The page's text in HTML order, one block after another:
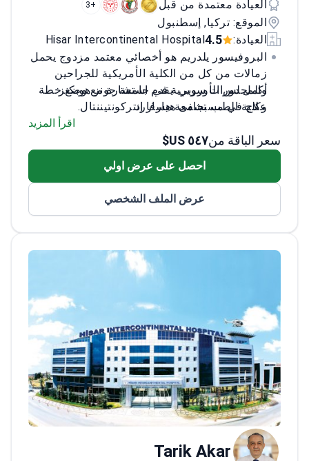
العيادة معتمدة من قبل
+3
الموقع: تركيا, إسطنبول
العيادة:
4.5
Hisar Intercontinental Hospital
البروفيسور يلدريم هو أخصائي معتمد مزدوج يحمل
زمالات من كل من الكلية الأمريكية للجراحين
والمجلس الأوروبي. يقدم استشارة مع وضع خطة
علاج في مستشفى هيسار إنتركونتيننتال.
أكمل دورات سريرية في جامعة جونز هوبكنز
وكلية الطب بجامعة هارفارد
خبير في زراعة القوقعة - الأجهزة التي تستعيد
السمع للصمم العميق
والأذن والحنجرة لأبحاث الأنف
للحساسية المزمنة والتهاب الجيوب الأنفية
اقرأ المزيد
سعر الباقة من٥٤٧ US$
احصل على عرض اولي
عرض الملف الشخصي
Tarik Akar